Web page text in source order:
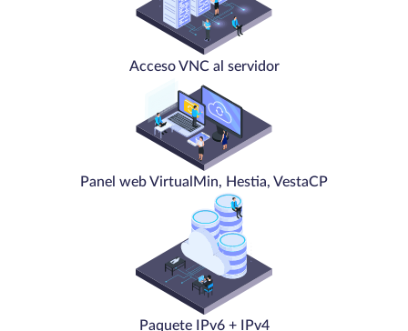
Acceso VNC al servidor
Panel web VirtualMin, Hestia, VestaCP
Paquete IPv6 + IPv4